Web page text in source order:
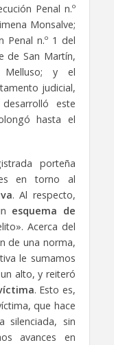
Penal n.º
Monsalve;
Penal n.º 1 del
de San Martín,
Melluso; y el
judicial,
este
hasta el
porteña
en torno al
. Al respecto,
esquema de
Acerca del
de una norma,
le sumamos
alto, y reiteró
. Esto es,
que hace
silenciada, sin
avances en